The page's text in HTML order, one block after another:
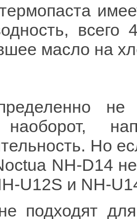
масло на
не
наоборот,
Но
NH-D14
U12S и NH-
подходят для